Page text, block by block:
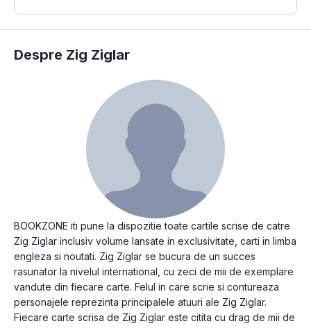
Despre Zig Ziglar
BOOKZONE iti pune la dispozitie toate cartile scrise de catre
Zig Ziglar inclusiv volume lansate in exclusivitate, carti in limba
engleza si noutati. Zig Ziglar se bucura de un succes
rasunator la nivelul international, cu zeci de mii de exemplare
vandute din fiecare carte. Felul in care scrie si contureaza
personajele reprezinta principalele atuuri ale Zig Ziglar.
Fiecare carte scrisa de Zig Ziglar este citita cu drag de mii de